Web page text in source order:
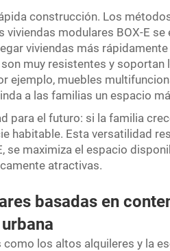
construcción. Los
modulares BOX-E
viviendas más
muy resistentes y soportan
ejemplo, muebles
a las familias un espacio
para el futuro: si la familia
habitable. Esta versatilidad
se maximiza el espacio
atractivas.
basadas en
los altos alquileres y la